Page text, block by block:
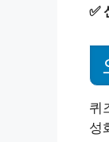
✅
퀴
성